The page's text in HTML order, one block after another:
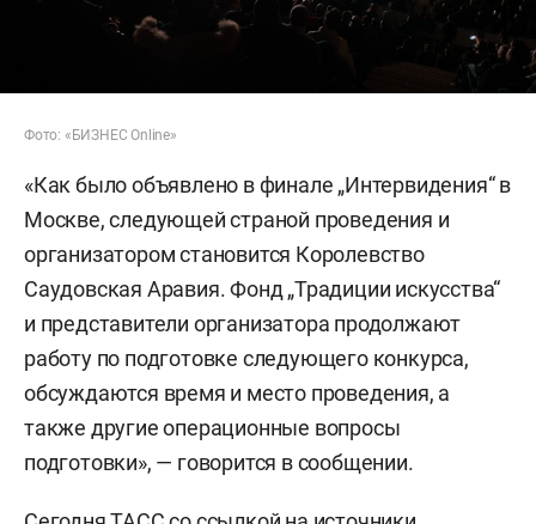
Фото: «БИЗНЕС Online»
«Как было объявлено в финале „Интервидения“ в
Москве, следующей страной проведения и
организатором становится Королевство
Саудовская Аравия. Фонд „Традиции искусства“
и представители организатора продолжают
работу по подготовке следующего конкурса,
обсуждаются время и место проведения, а
также другие операционные вопросы
подготовки», — говорится в сообщении.